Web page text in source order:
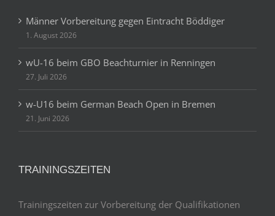
Männer Vorbereitung gegen Eintracht Böddiger
1. August 2026
wU-16 beim GBO Beachturnier in Renningen
27. Juli 2026
w-U16 beim German Beach Open in Bremen
21. Juni 2026
TRAININGSZEITEN
Trainingszeiten zur Vorbereitung der Qualifikationen